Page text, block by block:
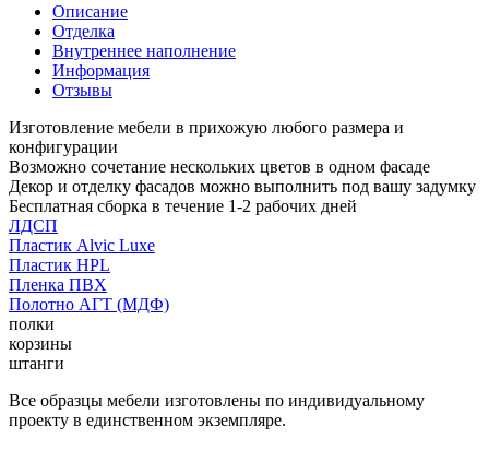
Описание
Отделка
Внутреннее наполнение
Информация
Отзывы
Изготовление мебели в прихожую любого размера и
конфигурации
Возможно сочетание нескольких цветов в одном фасаде
Декор и отделку фасадов можно выполнить под вашу задумку
Бесплатная сборка в течение 1-2 рабочих дней
ЛДСП
Пластик Alvic Luxe
Пластик HPL
Пленка ПВХ
Полотно АГТ (МДФ)
полки
корзины
штанги
Все образцы мебели изготовлены по индивидуальному
проекту в единственном экземпляре.